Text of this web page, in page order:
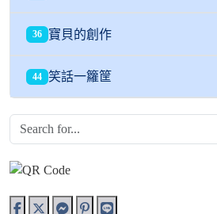
36 寶貝的創作
44 笑話一籮筐